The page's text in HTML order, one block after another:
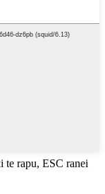
te rapu, ESC ranei